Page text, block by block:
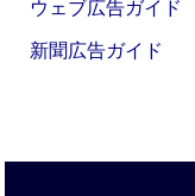
ウェブ広告ガイド
新聞広告ガイド